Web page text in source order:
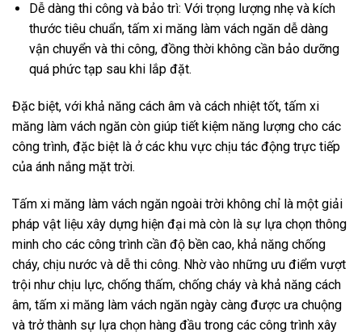
Dễ dàng thi công và bảo trì: Với trọng lượng nhẹ và kích
thước tiêu chuẩn, tấm xi măng làm vách ngăn dễ dàng
vận chuyển và thi công, đồng thời không cần bảo dưỡng
quá phức tạp sau khi lắp đặt.
Đặc biệt, với khả năng cách âm và cách nhiệt tốt, tấm xi
măng làm vách ngăn còn giúp tiết kiệm năng lượng cho các
công trình, đặc biệt là ở các khu vực chịu tác động trực tiếp
của ánh nắng mặt trời.
Tấm xi măng làm vách ngăn ngoài trời không chỉ là một giải
pháp vật liệu xây dựng hiện đại mà còn là sự lựa chọn thông
minh cho các công trình cần độ bền cao, khả năng chống
cháy, chịu nước và dễ thi công. Nhờ vào những ưu điểm vượt
trội như chịu lực, chống thấm, chống cháy và khả năng cách
âm, tấm xi măng làm vách ngăn ngày càng được ưa chuộng
và trở thành sự lựa chọn hàng đầu trong các công trình xây